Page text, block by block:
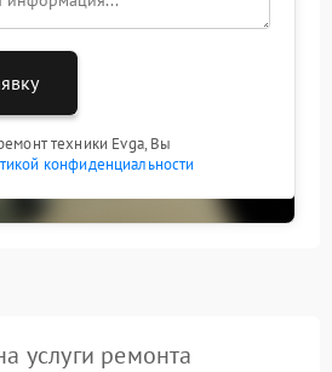
помогает избежать
техники Evga, Вы
конфиденциальности
услуги ремонта